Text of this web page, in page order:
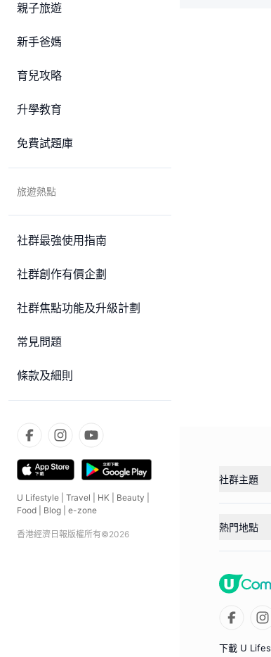
親子旅遊
新手爸媽
育兒攻略
升學教育
免費試題庫
旅遊熱點
社群最強使用指南
社群創作有價企劃
社群焦點功能及升級計劃
常見問題
條款及細則
U Lifestyle Travel HK Beauty
Food
Blog e-zone
香港經濟日報版權所有©2026
社群主題
熱門地點
下載 U